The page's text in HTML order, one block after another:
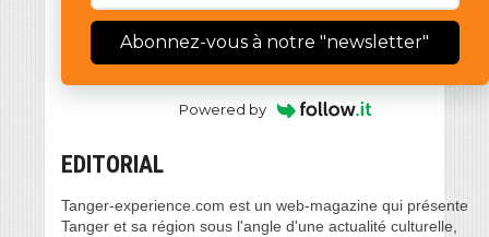
Abonnez-vous à notre "newsletter"
Powered by
EDITORIAL
Tanger-experience.com est un web-magazine qui présente
Tanger et sa région sous l'angle d'une actualité culturelle,